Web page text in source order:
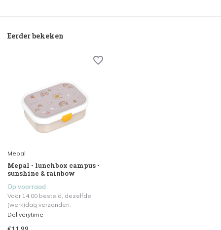
Eerder bekeken
Mepal
Mepal - lunchbox campus -
sunshine & rainbow
Op voorraad
Voor 14.00 besteld, dezelfde
(werk)dag verzonden.
Deliverytime